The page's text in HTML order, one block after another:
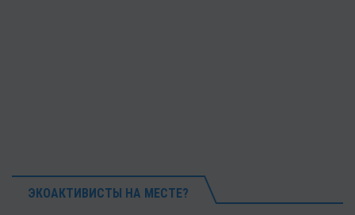
ЭКОАКТИВИСТЫ НА МЕСТЕ?